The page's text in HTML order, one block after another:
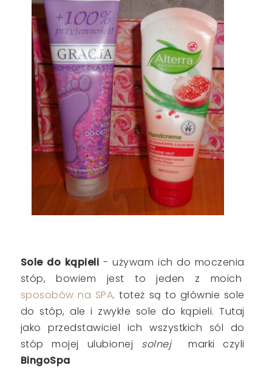
Sole do kąpieli - używam ich do moczenia
stóp, bowiem jest to jeden z moich
sposobów na SPA, toteż są to głównie sole
do stóp, ale i zwykłe sole do kąpieli. Tutaj
jako przedstawiciel ich wszystkich sól do
stóp mojej ulubionej solnejmarki czyli
BingoSpa